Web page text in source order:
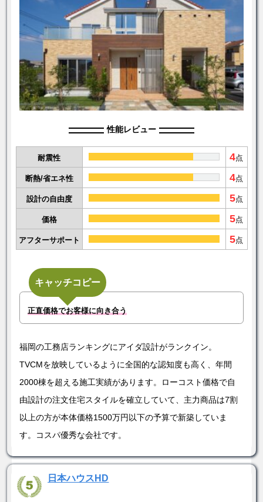
性能レビュー
耐震性 4点
断熱/省エネ性 4点
設計の自由度 5点
価格 5点
アフターサポート 5点
キャッチコピー
正直価格でお客様に向き合う
福岡の工務店ランキングにアイダ設計がランクイン。
TVCMを放映しているように全国的な認知度も高く、年間
2000棟を超える施工実績があります。ローコスト価格で自
由設計の注文住宅スタイルを確立していて、主力商品は7割
以上の方が本体価格1500万円以下の予算で新築していま
す。コスパ優秀な会社です。
日本ハウスHD